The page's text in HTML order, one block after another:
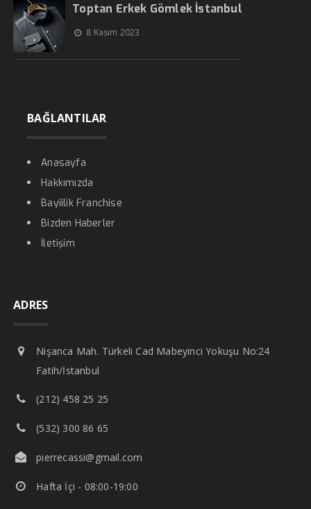
Toptan Erkek Gömlek İstanbul
8 Kasım 2023
BAĞLANTILAR
Anasayfa
Hakkımızda
Bayiilik Franchise
Bizden Haberler
İletişim
ADRES
Nişanca Mah. Türkeli Cad Mabeyinci Yokuşu No:24
Fatih/İstanbul
(212) 458 25 25
(532) 300 86 65
pierrecassi@gmail.com
Hafta İçi - 08:00-19:00